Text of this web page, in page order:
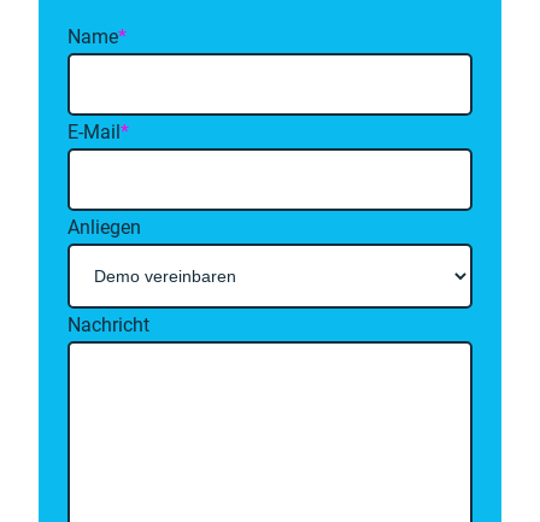
Name*
E-Mail *
Anliegen
Nachricht